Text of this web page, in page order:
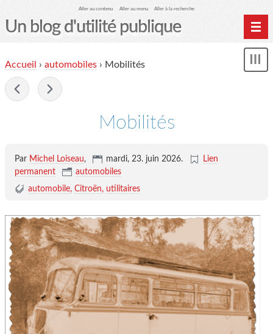
Aller au contenu Aller au menu Aller à la recherche
Un blog d'utilité publique
le Glob qui nuisait grave
Page de liens
Accueil › automobiles › Mobilités
Mobilités
Par Michel Loiseau, mardi, 23. juin 2026.
Lien
permanent
automobiles
automobile Citroën utilitaires